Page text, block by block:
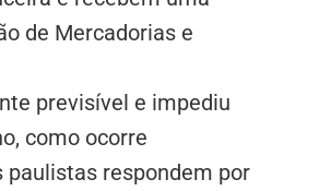
de Mercadorias e
previsível e impediu
como ocorre
respondem por